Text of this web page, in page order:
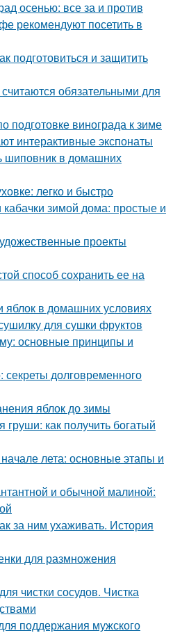
осенью: все за и против
рекомендуют посетить в
подготовиться и защитить
обязательными для
подготовке винограда к зиме
интерактивные экспонаты
шиповник в домашних
легко и быстро
кабачки зимой дома: простые и
проекты
способ сохранить ее на
яблок в домашних условиях
для сушки фруктов
основные принципы и
долговременного
яблок до зимы
как получить богатый
лета: основные этапы и
и обычной малиной:
за ним ухаживать. История
для размножения
чистки сосудов. Чистка
поддержания мужского